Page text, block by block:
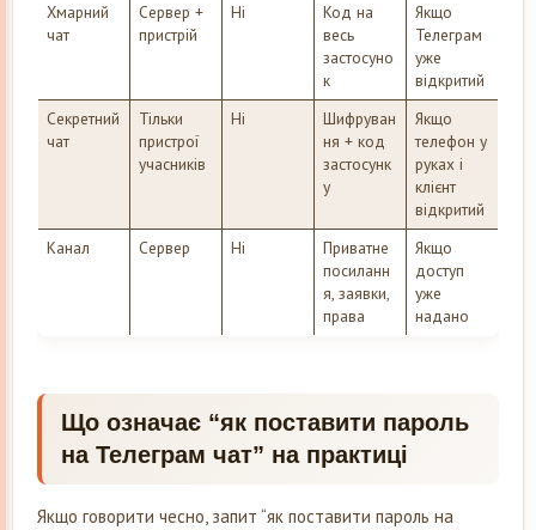
Хмарний
чат
Сервер +
пристрій
Ні
Код на
весь
застосуно
к
Якщо
Телеграм
уже
відкритий
Секретний
чат
Тільки
пристрої
учасників
Ні
Шифруван
ня + код
застосунк
у
Якщо
телефон у
руках і
клієнт
відкритий
Канал
Сервер Ні
Приватне
посиланн
я, заявки,
права
Якщо
доступ
уже
надано
Що означає “як поставити пароль
на Телеграм чат” на практиці
Якщо говорити чесно, запит “як поставити пароль на